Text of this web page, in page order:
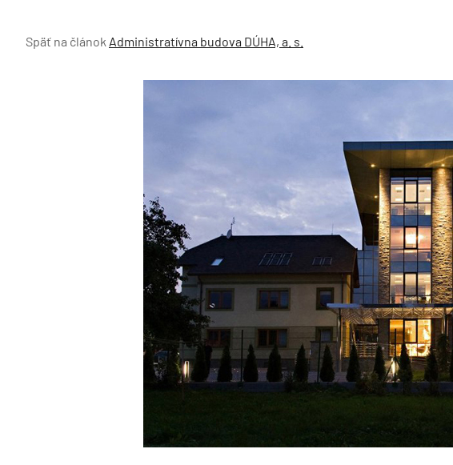
Späť na článok Administratívna budova DÚHA, a. s.